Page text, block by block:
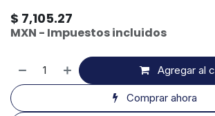
$ 7,105.27
MXN - Impuestos incluidos
Agregar al
Comprar ahora